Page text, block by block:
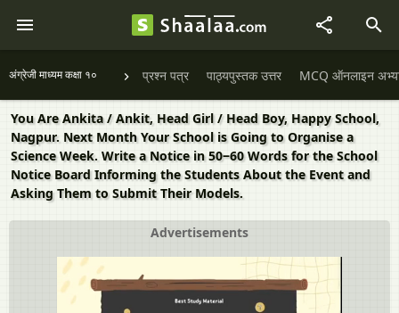
अंग्रेजी माध्यम कक्षा १० प्रश्न पत्र पाठ्यपुस्तक उत्तर MCQ ऑनलाइन
You Are Ankita / Ankit, Head Girl / Head Boy, Happy School,
Nagpur. Next Month Your School is Going to Organise a
Science Week. Write a Notice in 50‒60 Words for the School
Notice Board Informing the Students About the Event and
Asking Them to Submit Their Models.
Advertisements